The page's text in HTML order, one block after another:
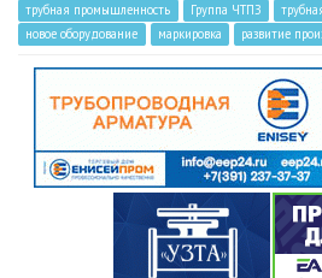
трубная промышленность
Группа ЧТПЗ
новое оборудование
маркировка развитие